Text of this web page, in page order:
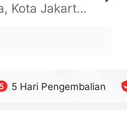
Daerah Khusus Ibukota Jakarta, Kota Jakarta Barat, Cengkareng, yy
5 Hari Pengembalian